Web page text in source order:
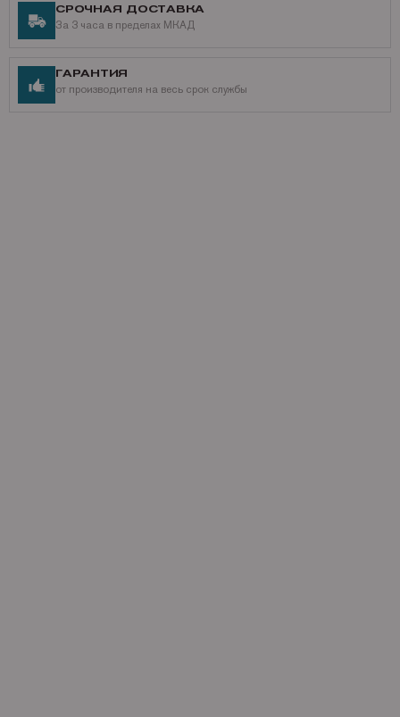
СРОЧНАЯ ДОСТАВКА
За 3 часа в пределах МКАД
ГАРАНТИЯ
от производителя на весь срок службы